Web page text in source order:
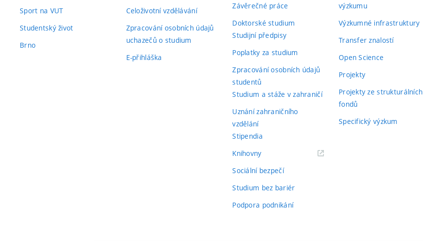
Sport na VUT
Studentský život
Brno
Celoživotní vzdělávání
Zpracování osobních údajů
uchazečů o studium
E-přihláška
Závěrečné práce
Doktorské studium
Studijní předpisy
Poplatky za studium
Zpracování osobních údajů
studentů
Studium a stáže v zahraničí
Uznání zahraničního
vzdělání
Stipendia
Knihovny(externí
Sociální bezpečí
Studium bez bariér
Podpora podnikání
výzkumu
Výzkumné infrastruktury
Transfer znalostí
Open Science
Projekty
Projekty ze strukturálních
fondů
Specifický výzkum